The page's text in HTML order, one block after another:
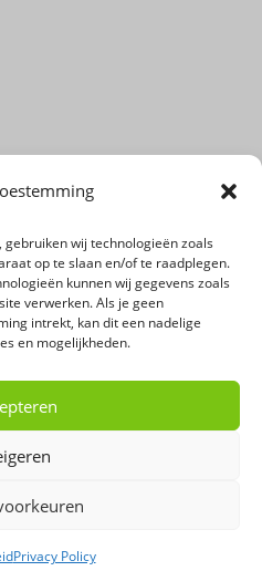
wij technologieën zoals
op te slaan en/of te raadplegen.
kunnen wij gegevens zoals
verwerken. Als je geen
intrekt, kan dit een nadelige
en mogelijkheden.
Privacy Policy
of promotie!
- 't Klavertje Vier